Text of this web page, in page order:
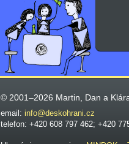
© 2001–2026 Martin, Dan a
email: info@deskohrani.cz
telefon: +420 608 797 462; +420